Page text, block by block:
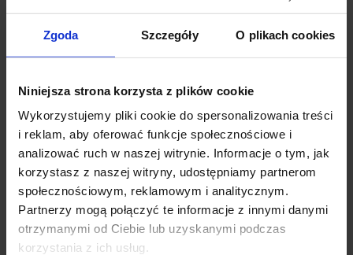
Zgoda Szczegóły O plikach cookies
Niniejsza strona korzysta z plików cookie
Wykorzystujemy pliki cookie do spersonalizowania treści
i reklam, aby oferować funkcje społecznościowe i
analizować ruch w naszej witrynie. Informacje o tym, jak
korzystasz z naszej witryny, udostępniamy partnerom
społecznościowym, reklamowym i analitycznym.
Partnerzy mogą połączyć te informacje z innymi danymi
otrzymanymi od Ciebie lub uzyskanymi podczas
korzystania z ich usług.
LUCES CHIHUAHUA
LE71525 ruchomy
kinkiet zewnętrzny LED
397,00 zł
LUCES ENCRUCIJADA
LE71566 lampa
zewnętrzna LED IP65
65cm